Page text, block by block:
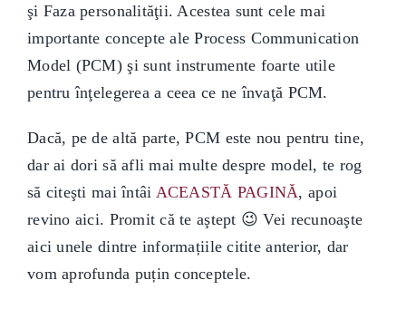
şi Faza personalităţii. Acestea sunt cele mai
importante concepte ale Process Communication
Model (PCM) şi sunt instrumente foarte utile
pentru înţelegerea a ceea ce ne învaţă PCM.
Dacă, pe de altă parte, PCM este nou pentru tine,
dar ai dori să afli mai multe despre model, te rog
să citeşti mai întâi ACEASTĂ PAGINĂ, apoi
revino aici. Promit că te aştept 😉 Vei recunoaşte
aici unele dintre informațiile citite anterior, dar
vom aprofunda puțin conceptele.